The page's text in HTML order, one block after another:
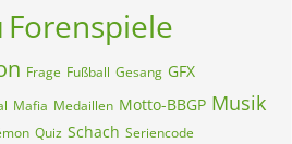
Forenspiele
Frage Fußball Gesang GFX
Mafia Medaillen Motto-BBGP Musik
Quiz Schach Seriencode